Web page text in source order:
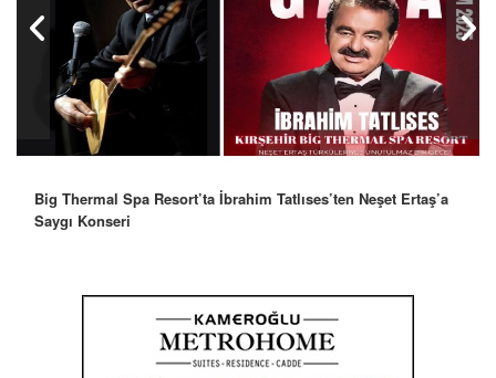
Big Thermal Spa Resort’ta İbrahim Tatlıses’ten Neşet Ertaş’a
Saygı Konseri